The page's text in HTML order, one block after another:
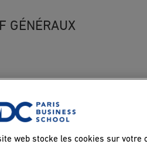
GÉNÉRAUX
School, les chaires de
aux besoins des
l’impact de nos travaux
web stocke les cookies sur votre